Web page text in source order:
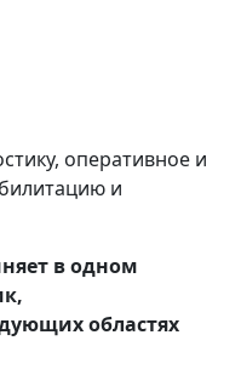
оперативное и
и
в одном
областях